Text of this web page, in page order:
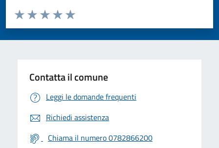
Valuta da 1 a 5 stelle la pagina
Valuta 5 stelle su 5
Valuta 4 stelle su 5
Valuta 3 stelle su 5
Valuta 2 stelle su 5
Valuta 1 stelle su 5
Contatta il comune
Leggi le domande frequenti
Richiedi assistenza
Chiama il numero 0782866200